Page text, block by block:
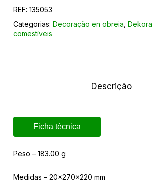
REF: 135053
Categorias: Decoração en obreia Dekora
comestíveis
Descrição
Ficha técnica
Peso – 183.00 g
Medidas – 20x270x220 mm